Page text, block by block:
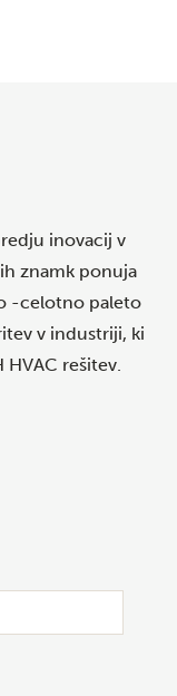
inovacij v
znamk ponuja
-celotno paleto
v industriji, ki
HVAC rešitev.